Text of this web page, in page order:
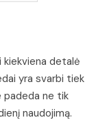
detalė
yra svarbi tiek
padeda ne tik
naudojimą.